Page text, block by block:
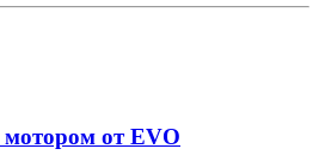
от EVO